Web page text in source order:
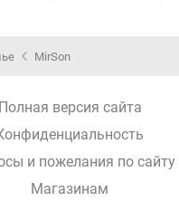
MirSon
Полная версия сайта
и пожелания по сайту
Магазинам